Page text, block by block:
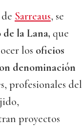
Sarreaus, se
de la Lana, que
los oficios
denominación
profesionales del
proyectos